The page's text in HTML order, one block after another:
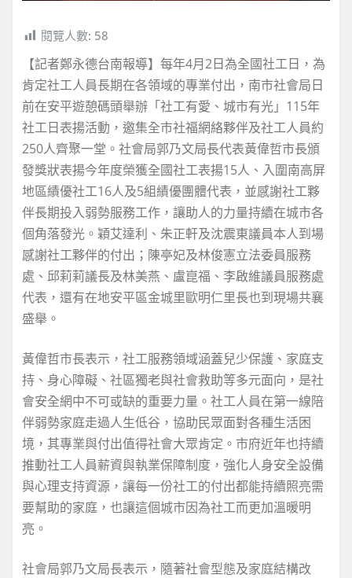
閱覽人數: 58
【記者鄭永德台南報導】每年4月2日為全國社工日，為
肯定社工人員長期在各領域的專業付出，南市社會局日
前在安平遊憩碼頭舉辦「社工有愛、城市有光」115年
社工日表揚活動，邀集全市社福網絡夥伴及社工人員約
250人齊聚一堂。社會局郭乃文局長代表黃偉哲市長頒
發獎狀表揚今年度榮獲全國社工表揚15人、入圍南高屏
地區績優社工16人及5組績優團體代表，並感謝社工夥
伴長期投入弱勢服務工作，讓助人的力量持續在城市各
個角落發光。穎艾達利、朱正軒及沈震東議員本人到場
感謝社工夥伴的付出；陳亭妃及林俊憲立法委員服務
處、邱莉莉議長及林美燕、盧崑福、李啟維議員服務處
代表，還有在地安平區金城里歐明仁里長也到現場共襄
盛舉。
黃偉哲市長表示，社工服務領域涵蓋兒少保護、家庭支
持、身心障礙、社區獨老與社會救助等多元面向，是社
會安全網中不可或缺的重要力量。社工人員在第一線陪
伴弱勢家庭走過人生低谷，協助民眾面對各種生活困
境，其專業與付出值得社會大眾肯定。市府近年也持續
推動社工人員薪資與執業保障制度，強化人身安全設備
與心理支持資源，讓每一份社工的付出都能持續照亮需
要幫助的家庭，也讓這個城市因為社工而更加溫暖明
亮。
社會局郭乃文局長表示，隨著社會型態及家庭結構改